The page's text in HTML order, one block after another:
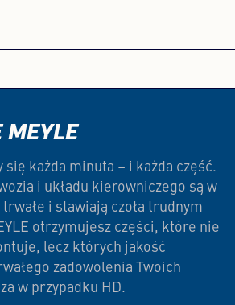
MEYLE
się każda minuta – i każda część.
i układu kierowniczego są w
trwałe i stawiają czoła trudnym
otrzymujesz części, które nie
lecz których jakość
zadowolenia Twoich
w przypadku HD.